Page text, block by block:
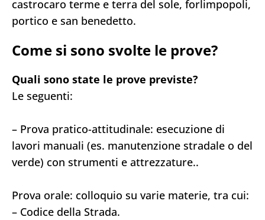
castrocaro terme e terra del sole, forlimpopoli,
portico e san benedetto.
Come si sono svolte le prove?
Quali sono state le prove previste?
Le seguenti:
– Prova pratico-attitudinale: esecuzione di
lavori manuali (es. manutenzione stradale o del
verde) con strumenti e attrezzature..
Prova orale: colloquio su varie materie, tra cui:
– Codice della Strada.